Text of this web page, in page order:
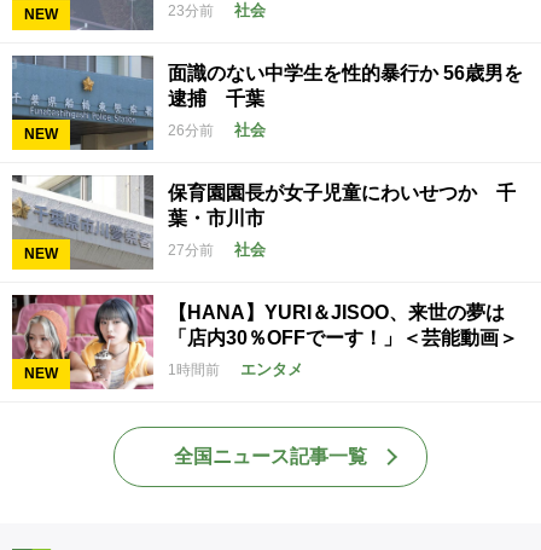
NEW 23分前 社会
NEW
面識のない中学生を性的暴行か 56歳男を
逮捕 千葉
26分前 社会
NEW
保育園園長が女子児童にわいせつか 千
葉・市川市
27分前 社会
NEW
【HANA】YURI＆JISOO、来世の夢は
「店内30％OFFでーす！」＜芸能動画＞
1時間前 エンタメ
全国ニュース記事一覧